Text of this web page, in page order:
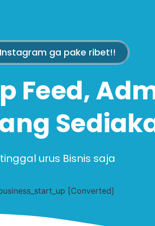
ga pake ribet!!
Feed,
urus Bisnis saja